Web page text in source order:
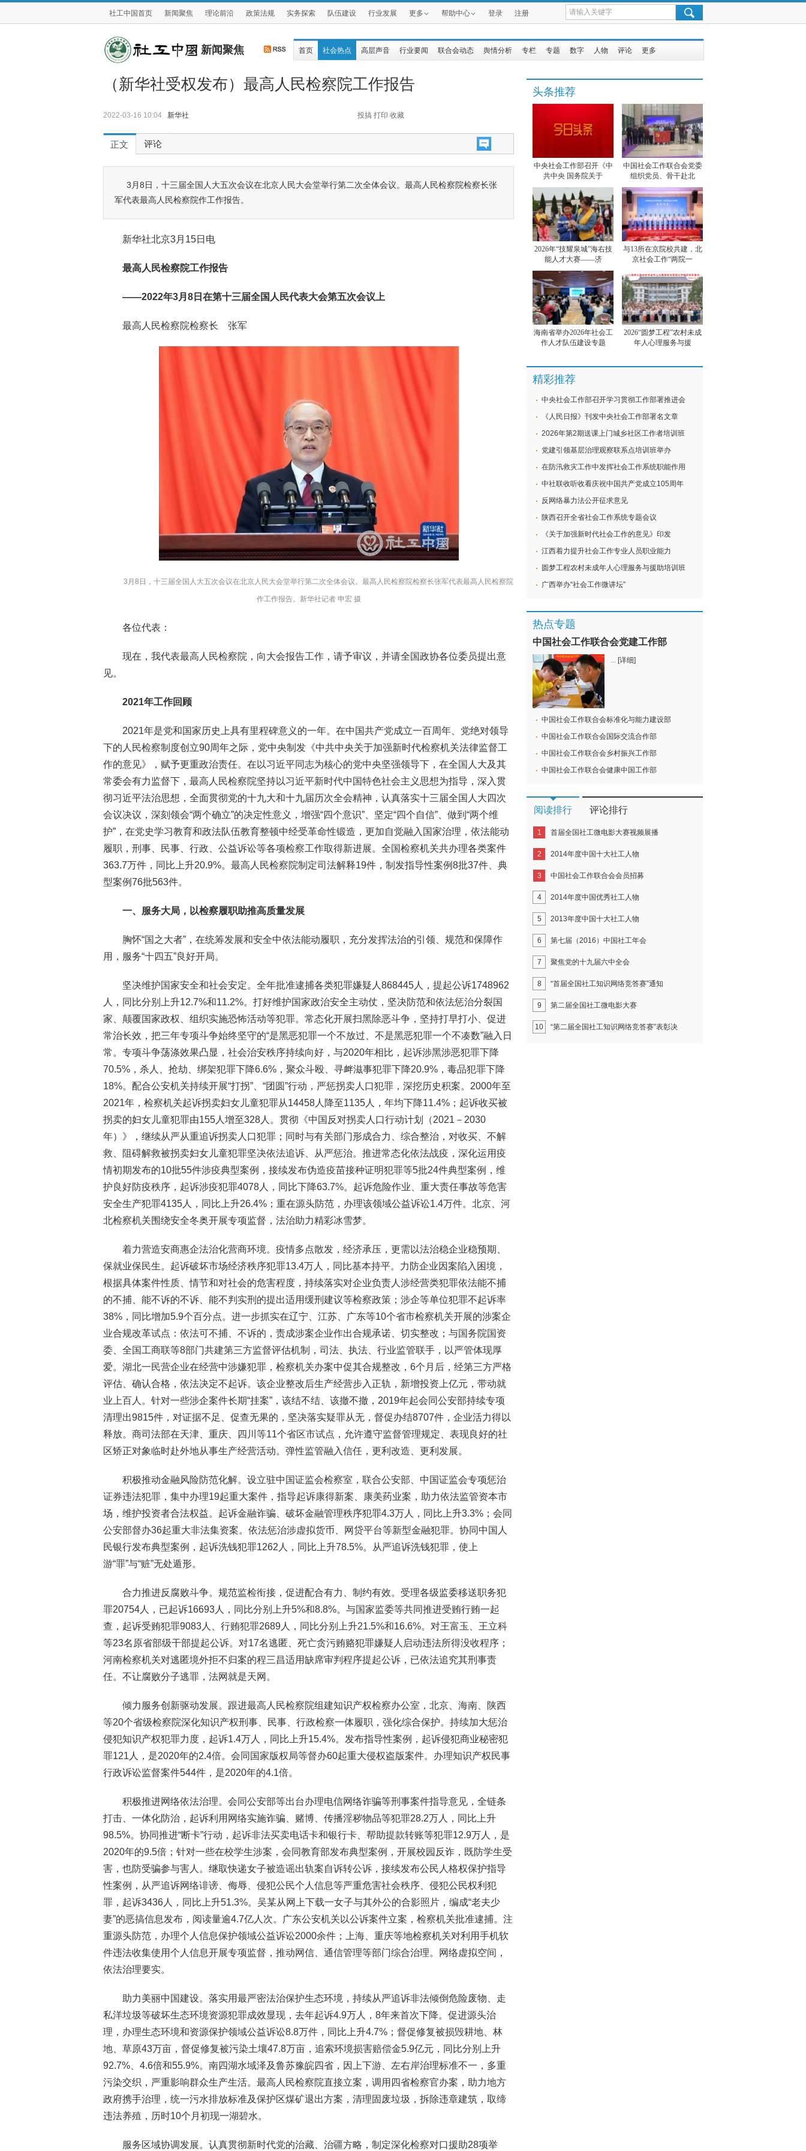
社工中国首页 新闻聚焦 理论前沿 政策法规 实务探索 队伍建设 行业发展 更多 帮助中心 登录 注册
新闻聚焦 首页 社会热点 高层声音 行业要闻 联合会动态 舆情分析 专栏 专题 数字 人物 评论 更多
（新华社受权发布）最高人民检察院工作报告
2022-03-16 10:04 新华社 投搞 打印 收藏
正文 评论
3月8日，十三届全国人大五次会议在北京人民大会堂举行第二次全体会议。最高人民检察院检察长张
军代表最高人民检察院作工作报告。
新华社北京3月15日电
最高人民检察院工作报告
——2022年3月8日在第十三届全国人民代表大会第五次会议上
最高人民检察院检察长 张军
3月8日，十三届全国人大五次会议在北京人民大会堂举行第二次全体会议。最高人民检察院检察长张军代表最高人民检察院
作工作报告。新华社记者 申宏 摄
各位代表：
现在，我代表最高人民检察院，向大会报告工作，请予审议，并请全国政协各位委员提出意
见。
2021年工作回顾
2021年是党和国家历史上具有里程碑意义的一年。在中国共产党成立一百周年、党绝对领导
下的人民检察制度创立90周年之际，党中央制发《中共中央关于加强新时代检察机关法律监督工
作的意见》，赋予更重政治责任。在以习近平同志为核心的党中央坚强领导下，在全国人大及其
常委会有力监督下，最高人民检察院坚持以习近平新时代中国特色社会主义思想为指导，深入贯
彻习近平法治思想，全面贯彻党的十九大和十九届历次全会精神，认真落实十三届全国人大四次
会议决议，深刻领会“两个确立”的决定性意义，增强“四个意识”、坚定“四个自信”、做到“两个维
护”，在党史学习教育和政法队伍教育整顿中经受革命性锻造，更加自觉融入国家治理，依法能动
履职，刑事、民事、行政、公益诉讼等各项检察工作取得新进展。全国检察机关共办理各类案件
363.7万件，同比上升20.9%。最高人民检察院制定司法解释19件，制发指导性案例8批37件、典
型案例76批563件。
一、服务大局，以检察履职助推高质量发展
胸怀“国之大者”，在统筹发展和安全中依法能动履职，充分发挥法治的引领、规范和保障作
用，服务“十四五”良好开局。
坚决维护国家安全和社会安定。全年批准逮捕各类犯罪嫌疑人868445人，提起公诉1748962
人，同比分别上升12.7%和11.2%。打好维护国家政治安全主动仗，坚决防范和依法惩治分裂国
家、颠覆国家政权、组织实施恐怖活动等犯罪。常态化开展扫黑除恶斗争，坚持打早打小、促进
常治长效，把三年专项斗争始终坚守的“是黑恶犯罪一个不放过、不是黑恶犯罪一个不凑数”融入日
常。专项斗争荡涤效果凸显，社会治安秩序持续向好，与2020年相比，起诉涉黑涉恶犯罪下降
70.5%，杀人、抢劫、绑架犯罪下降6.6%，聚众斗殴、寻衅滋事犯罪下降20.9%，毒品犯罪下降
18%。配合公安机关持续开展“打拐”、“团圆”行动，严惩拐卖人口犯罪，深挖历史积案。2000年至
2021年，检察机关起诉拐卖妇女儿童犯罪从14458人降至1135人，年均下降11.4%；起诉收买被
拐卖的妇女儿童犯罪由155人增至328人。贯彻《中国反对拐卖人口行动计划（2021－2030
年）》，继续从严从重追诉拐卖人口犯罪；同时与有关部门形成合力、综合整治，对收买、不解
救、阻碍解救被拐卖妇女儿童犯罪坚决依法追诉、从严惩治。推进常态化依法战疫，深化运用疫
情初期发布的10批55件涉疫典型案例，接续发布伪造疫苗接种证明犯罪等5批24件典型案例，维
护良好防疫秩序，起诉涉疫犯罪4078人，同比下降63.7%。起诉危险作业、重大责任事故等危害
安全生产犯罪4135人，同比上升26.4%；重在源头防范，办理该领域公益诉讼1.4万件。北京、河
北检察机关围绕安全冬奥开展专项监督，法治助力精彩冰雪梦。
着力营造安商惠企法治化营商环境。疫情多点散发，经济承压，更需以法治稳企业稳预期、
保就业保民生。起诉破坏市场经济秩序犯罪13.4万人，同比基本持平。力防企业因案陷入困境，
根据具体案件性质、情节和对社会的危害程度，持续落实对企业负责人涉经营类犯罪依法能不捕
的不捕、能不诉的不诉、能不判实刑的提出适用缓刑建议等检察政策；涉企等单位犯罪不起诉率
38%，同比增加5.9个百分点。进一步抓实在辽宁、江苏、广东等10个省市检察机关开展的涉案企
业合规改革试点：依法可不捕、不诉的，责成涉案企业作出合规承诺、切实整改；与国务院国资
委、全国工商联等8部门共建第三方监督评估机制，司法、执法、行业监管联手，以严管体现厚
爱。湖北一民营企业在经营中涉嫌犯罪，检察机关办案中促其合规整改，6个月后，经第三方严格
评估、确认合格，依法决定不起诉。该企业整改后生产经营步入正轨，新增投资上亿元，带动就
业上百人。针对一些涉企案件长期“挂案”，该结不结、该撤不撤，2019年起会同公安部持续专项
清理出9815件，对证据不足、促查无果的，坚决落实疑罪从无，督促办结8707件，企业活力得以
释放。商司法部在天津、重庆、四川等11个省区市试点，允许遵守监督管理规定、表现良好的社
区矫正对象临时赴外地从事生产经营活动。弹性监管融入信任，更利改造、更利发展。
积极推动金融风险防范化解。设立驻中国证监会检察室，联合公安部、中国证监会专项惩治
证券违法犯罪，集中办理19起重大案件，指导起诉康得新案、康美药业案，助力依法监管资本市
场，维护投资者合法权益。起诉金融诈骗、破坏金融管理秩序犯罪4.3万人，同比上升3.3%；会同
公安部督办36起重大非法集资案。依法惩治涉虚拟货币、网贷平台等新型金融犯罪。协同中国人
民银行发布典型案例，起诉洗钱犯罪1262人，同比上升78.5%。从严追诉洗钱犯罪，使上
游“罪”与“赃”无处遁形。
合力推进反腐败斗争。规范监检衔接，促进配合有力、制约有效。受理各级监委移送职务犯
罪20754人，已起诉16693人，同比分别上升5%和8.8%。与国家监委等共同推进受贿行贿一起
查，起诉受贿犯罪9083人、行贿犯罪2689人，同比分别上升21.5%和16.6%。对王富玉、王立科
等23名原省部级干部提起公诉。对17名逃匿、死亡贪污贿赂犯罪嫌疑人启动违法所得没收程序；
河南检察机关对逃匿境外拒不归案的程三昌适用缺席审判程序提起公诉，已依法追究其刑事责
任。不让腐败分子逃罪，法网就是天网。
倾力服务创新驱动发展。跟进最高人民检察院组建知识产权检察办公室，北京、海南、陕西
等20个省级检察院深化知识产权刑事、民事、行政检察一体履职，强化综合保护。持续加大惩治
侵犯知识产权犯罪力度，起诉1.4万人，同比上升15.4%。发布指导性案例，起诉侵犯商业秘密犯
罪121人，是2020年的2.4倍。会同国家版权局等督办60起重大侵权盗版案件。办理知识产权民事
行政诉讼监督案件544件，是2020年的4.1倍。
积极推进网络依法治理。会同公安部等出台办理电信网络诈骗等刑事案件指导意见，全链条
打击、一体化防治，起诉利用网络实施诈骗、赌博、传播淫秽物品等犯罪28.2万人，同比上升
98.5%。协同推进“断卡”行动，起诉非法买卖电话卡和银行卡、帮助提款转账等犯罪12.9万人，是
2020年的9.5倍；针对一些在校学生涉案，会同教育部发布典型案例，开展校园反诈，既防学生受
害，也防受骗参与害人。继取快递女子被造谣出轨案自诉转公诉，接续发布公民人格权保护指导
性案例，从严追诉网络诽谤、侮辱、侵犯公民个人信息等严重危害社会秩序、侵犯公民权利犯
罪，起诉3436人，同比上升51.3%。吴某从网上下载一女子与其外公的合影照片，编成“老夫少
妻”的恶搞信息发布，阅读量逾4.7亿人次。广东公安机关以公诉案件立案，检察机关批准逮捕。注
重源头防范，办理个人信息保护领域公益诉讼2000余件；上海、重庆等地检察机关对利用手机软
件违法收集使用个人信息开展专项监督，推动网信、通信管理等部门综合治理。网络虚拟空间，
依法治理要实。
助力美丽中国建设。落实用最严密法治保护生态环境，持续从严追诉非法倾倒危险废物、走
私洋垃圾等破坏生态环境资源犯罪成效显现，去年起诉4.9万人，8年来首次下降。促进源头治
理，办理生态环境和资源保护领域公益诉讼8.8万件，同比上升4.7%；督促修复被损毁耕地、林
地、草原43万亩，督促修复被污染土壤47.8万亩，追索环境损害赔偿金5.9亿元，同比分别上升
92.7%、4.6倍和55.9%。南四湖水域泽及鲁苏豫皖四省，因上下游、左右岸治理标准不一，多重
污染交织，严重影响群众生产生活。最高人民检察院直接立案，调用四省检察官办案，助力地方
政府携手治理，统一污水排放标准及保护区煤矿退出方案，清理固废垃圾，拆除违章建筑，取缔
违法养殖，历时10个月初现一湖碧水。
服务区域协调发展。认真贯彻新时代党的治藏、治疆方略，制定深化检察对口援助28项举
头条推荐
中央社会工作部召开《中
共中央 国务院关于
中国社会工作联合会党委
组织党员、骨干赴北
2026年“技耀泉城”海右技
能人才大赛——济
与13所在京院校共建，北
京社会工作“两院一
海南省举办2026年社会工
作人才队伍建设专题
2026“圆梦工程”农村未成
年人心理服务与援
精彩推荐
中央社会工作部召开学习贯彻工作部署推进会
《人民日报》刊发中央社会工作部署名文章
2026年第2期送课上门城乡社区工作者培训班
党建引领基层治理观察联系点培训班举办
在防汛救灾工作中发挥社会工作系统职能作用
中社联收听收看庆祝中国共产党成立105周年
反网络暴力法公开征求意见
陕西召开全省社会工作系统专题会议
《关于加强新时代社会工作的意见》印发
江西着力提升社会工作专业人员职业能力
圆梦工程农村未成年人心理服务与援助培训班
广西举办“社会工作微讲坛”
热点专题
中国社会工作联合会党建工作部
... [详细]
中国社会工作联合会标准化与能力建设部
中国社会工作联合会国际交流合作部
中国社会工作联合会乡村振兴工作部
中国社会工作联合会健康中国工作部
阅读排行 评论排行
1 首届全国社工微电影大赛视频展播
2 2014年度中国十大社工人物
3 中国社会工作联合会会员招募
4 2014年度中国优秀社工人物
5 2013年度中国十大社工人物
6 第七届（2016）中国社工年会
7 聚焦党的十九届六中全会
8 “首届全国社工知识网络竞答赛”通知
9 第二届全国社工微电影大赛
10 “第二届全国社工知识网络竞答赛”表彰决